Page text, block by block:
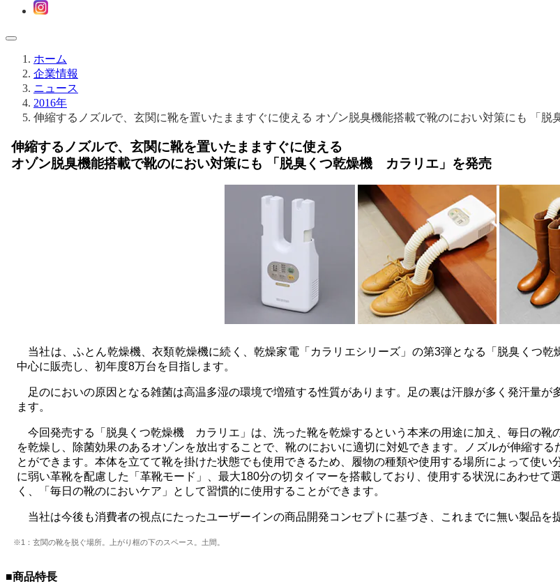
ホーム
企業情報
ニュース
2016年
伸縮するノズルで、玄関に靴を置いたまますぐに使える オゾン脱臭機能搭載で靴のにおい対策にも 「
伸縮するノズルで、玄関に靴を置いたまますぐに使える
オゾン脱臭機能搭載で靴のにおい対策にも 「脱臭くつ乾燥機 カラリエ」を発売
当社は、ふとん乾燥機、衣類乾燥機に続く、乾燥家電「カラリエシリーズ」の第3弾となる「脱臭くつ
中心に販売し、初年度8万台を目指します。
足のにおいの原因となる雑菌は高温多湿の環境で増殖する性質があります。足の裏は汗腺が多く発汗量が
ます。
今回発売する「脱臭くつ乾燥機 カラリエ」は、洗った靴を乾燥するという本来の用途に加え、毎日の靴
を乾燥し、除菌効果のあるオゾンを放出することで、靴のにおいに適切に対処できます。ノズルが伸縮する
とができます。本体を立てて靴を掛けた状態でも使用できるため、履物の種類や使用する場所によって使
に弱い革靴を配慮した「革靴モード」、最大180分の切タイマーを搭載しており、使用する状況にあわせ
く、「毎日の靴のにおいケア」として習慣的に使用することができます。
当社は今後も消費者の視点にたったユーザーインの商品開発コンセプトに基づき、これまでに無い製品を
※1：玄関の靴を脱ぐ場所。上がり框の下のスペース。土間。
■商品特長